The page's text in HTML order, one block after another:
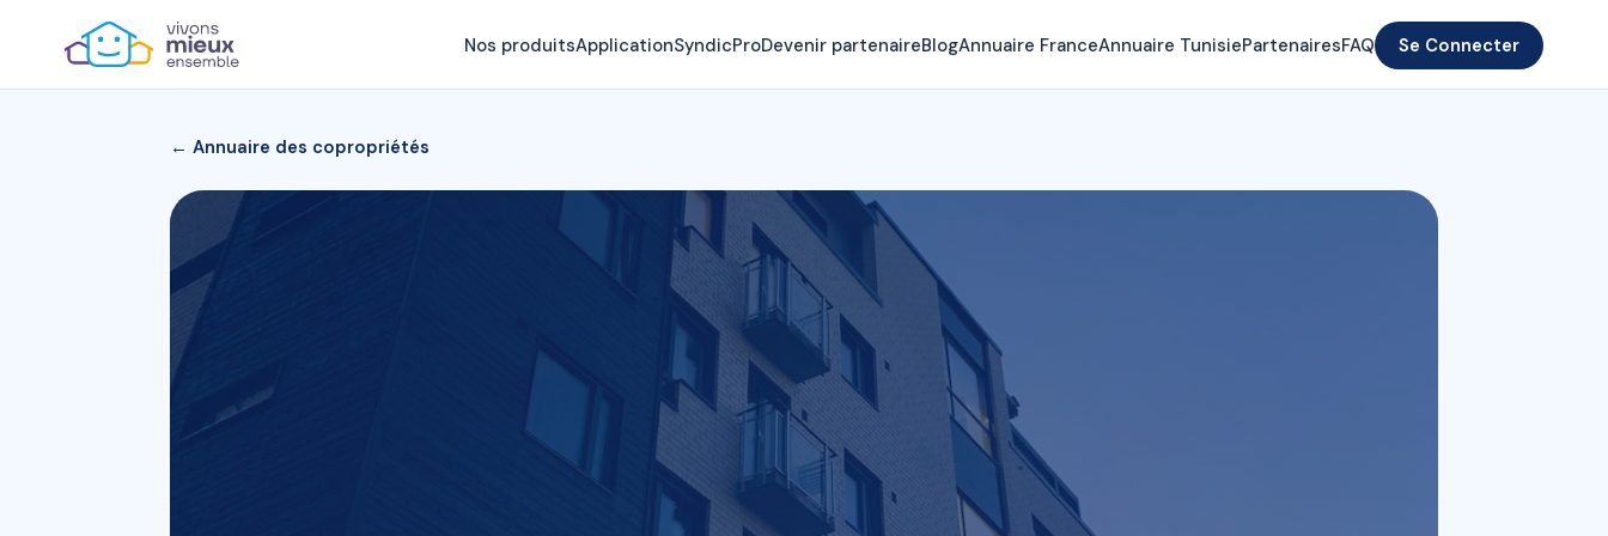
Nos produitsApplicationSyndicProDevenir partenaireBlogAnnuaire FranceAnnuaire TunisiePartenairesFAQ Se Connecter
← Annuaire des copropriétés